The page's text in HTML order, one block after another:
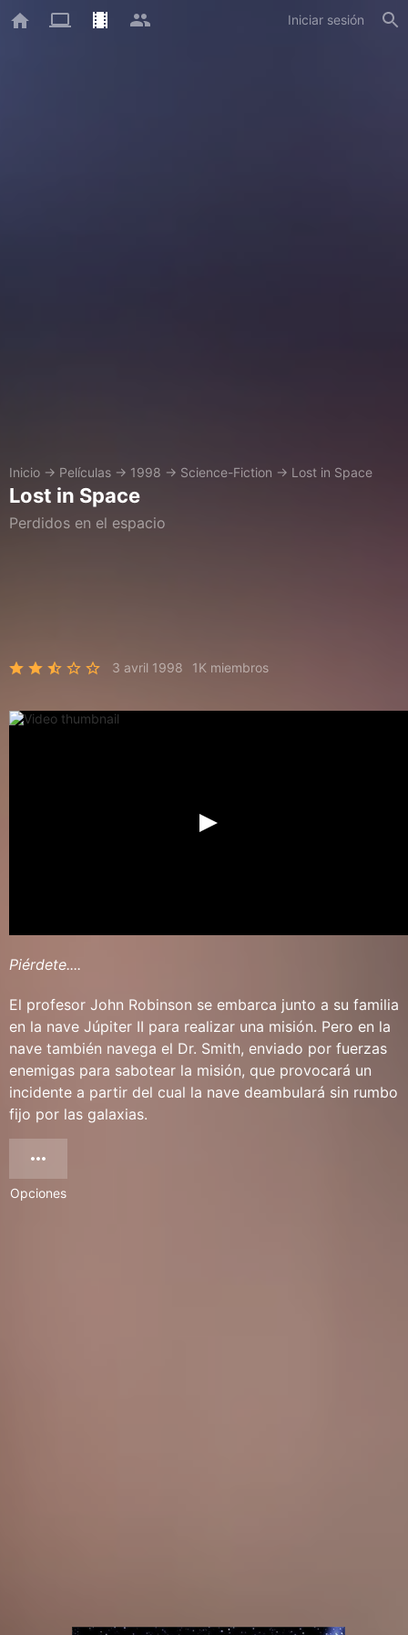
Iniciar sesión
Inicio → Películas → 1998 → Science-Fiction → Lost in Space
Lost in Space
Perdidos en el espacio
3 avril 1998 1K miembros
Piérdete....
El profesor John Robinson se embarca junto a su familia
en la nave Júpiter II para realizar una misión. Pero en la
nave también navega el Dr. Smith, enviado por fuerzas
enemigas para sabotear la misión, que provocará un
incidente a partir del cual la nave deambulará sin rumbo
fijo por las galaxias.
Opciones